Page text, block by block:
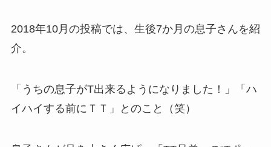
2018年10月の投稿では、生後7か月の息子さんを紹
介。
「うちの息子がT出来るようになりました！」「ハ
イハイする前にＴＴ」とのこと（笑）